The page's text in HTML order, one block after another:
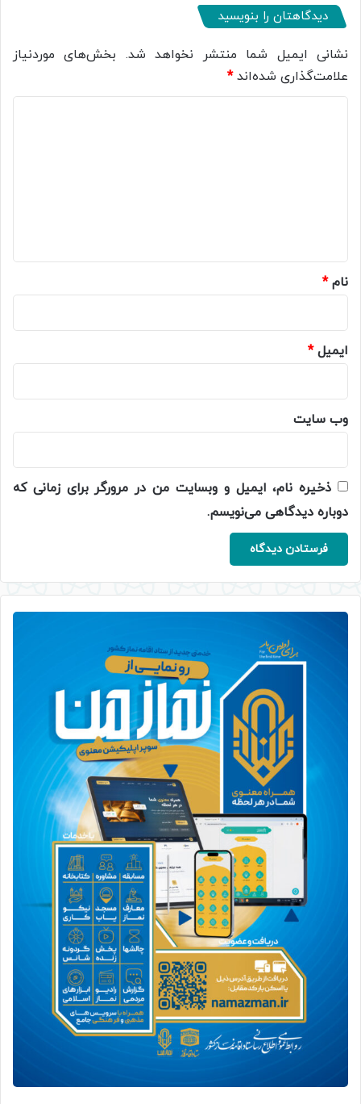
دیدگاهتان را بنویسید
نشانی ایمیل شما منتشر نخواهد شد. بخش‌های موردنیاز
علامت‌گذاری شده‌اند*
نام*
ایمیل*
وب‌ سایت
ذخیره نام، ایمیل و وبسایت من در مرورگر برای زمانی که
دوباره دیدگاهی می‌نویسم.